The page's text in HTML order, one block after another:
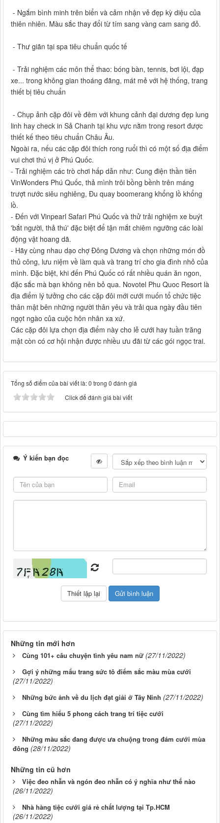
- Ngắm bình minh trên biển và cảm nhận vẻ đẹp kỳ diệu của
thiên nhiên. Màu sắc thay đổi từ tím sang vàng cam sang đỏ.
- Thư giãn tại spa tiêu chuẩn quốc tế
- Trải nghiệm các môn thể thao: bóng bàn, tennis, bơi lội, đạp
xe... trong không gian thoáng đãng, mát mẻ với hệ thống, trang
thiết bị tiêu chuẩn
- Chụp ảnh cặp đôi về đêm với khung cảnh đại dương đẹp lung
linh hay check in Sả Chanh tại khu vực nằm trong resort được
thiết kế theo tiêu chuẩn Châu Âu.
Ngoài ra, nếu các cặp đôi thích rong ruổi thì có một số địa điểm
vui chơi thú vị ở Phú Quốc.
- Trải nghiệm các trò chơi hấp dẫn như: Cung điện thần tiên
VinWonders Phú Quốc, thả mình trôi bồng bềnh trên máng
trượt nước siêu nghiêng, Đu quay boomerang khổng lồ khổng
lồ.
- Đến với Vinpearl Safari Phú Quốc và thử trải nghiệm xe buýt
'bắt người, thả thú' đặc biệt để tận mắt chiêm ngưỡng các loài
động vật hoang dã.
- Hãy cùng nhau dạo chợ Đông Dương và chọn những món đồ
thủ công, lưu niệm về làm quà và trang trí cho gia đình nhỏ của
mình. Đặc biệt, khi đến Phú Quốc có rất nhiều quán ăn ngon,
đặc sắc mà bạn không nên bỏ qua. Novotel Phu Quoc Resort là
địa điểm lý tưởng cho các cặp đôi mới cưới muốn tổ chức tiệc
thân mật bên những người thân yêu và trải qua ngày đầu tiên
ngọt ngào của cuộc hôn nhân xa xứ.
Các cặp đôi lựa chọn địa điểm này cho lễ cưới hay tuần trăng
mật còn có cơ hội nhận được nhiều ưu đãi từ các gói ngọc trai.
Tổng số điểm của bài viết là: 0 trong 0 đánh giá
Click để đánh giá bài viết
Ý kiến bạn đọc
Những tin mới hơn
Cùng 101+ câu chuyện tình yêu nam nữ (27/11/2022)
Gợi ý những mẩu trang sức tô điểm sắc màu mùa cưới
(27/11/2022)
Những bức ảnh về du lịch đạt giải ở Tây Ninh (27/11/2022)
Cùng tìm hiểu 5 phong cách trang trí tiệc cưới
(27/11/2022)
Những màu sắc đang được ưa chuộng trong đám cưới mùa
đông (28/11/2022)
Những tin cũ hơn
Việc đeo nhẫn và ngón đeo nhẫn có ý nghĩa như thế nào
(26/11/2022)
Nhà hàng tiệc cưới giá rẻ chất lượng tại Tp.HCM
(26/11/2022)